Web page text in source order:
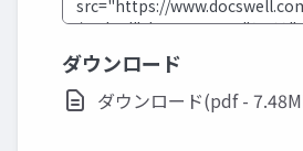
ダウンロード
ダウンロード(pdf -